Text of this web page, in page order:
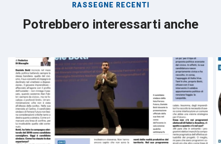
RASSEGNE RECENTI
Potrebbero interessarti anche